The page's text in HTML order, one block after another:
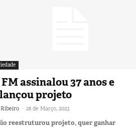
FM assinalou 37 anos e
projeto
- 28 de Março, 2023
reestruturou projeto, quer ganhar